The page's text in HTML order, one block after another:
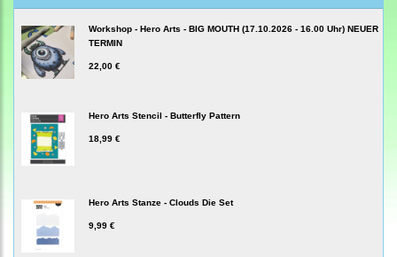
Workshop - Hero Arts - BIG MOUTH (17.10.2026 - 16.00 Uhr) NEUER
TERMIN
22,00 €
Hero Arts Stencil - Butterfly Pattern
18,99 €
Hero Arts Stanze - Clouds Die Set
9,99 €